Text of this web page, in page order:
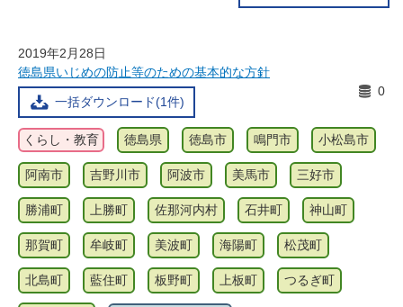
2019年2月28日
徳島県いじめの防止等のための基本的な方針
一括ダウンロード(1件)
0
くらし・教育 徳島県 徳島市 鳴門市 小松島市
阿南市 吉野川市 阿波市 美馬市 三好市
勝浦町 上勝町 佐那河内村 石井町 神山町
那賀町 牟岐町 美波町 海陽町 松茂町
北島町 藍住町 板野町 上板町 つるぎ町